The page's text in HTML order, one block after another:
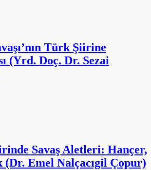
Türk Şiirine
(Yrd. Doç. Dr. Sezai
Savaş Aletleri: Hançer,
(Dr. Emel Nalçacıgil Çopur)